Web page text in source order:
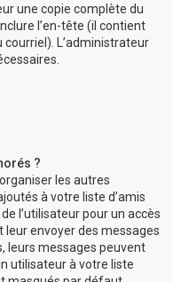
une copie complète du
l’en-tête (il contient
L’administrateur
?
les autres
à votre liste d’amis
l’utilisateur pour un accès
leur envoyer des messages
leurs messages peuvent
utilisateur à votre liste